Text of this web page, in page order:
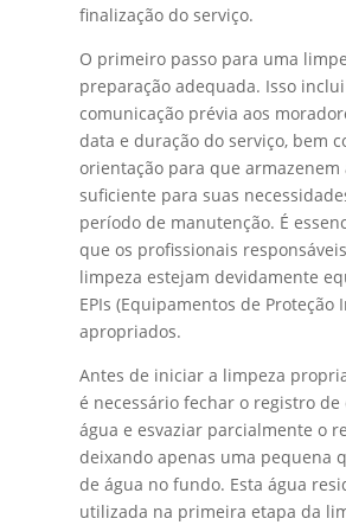
finalização do serviço.
O primeiro passo para uma
preparação adequada. Isso
comunicação prévia aos
data e duração do serviço, bem
orientação para que armazenem
suficiente para suas
período de manutenção. É
que os profissionais
limpeza estejam devidamente
EPIs (Equipamentos de Proteção
apropriados.
Antes de iniciar a limpeza
é necessário fechar o registro
água e esvaziar parcialmente o
deixando apenas uma pequena
de água no fundo. Esta água
utilizada na primeira etapa da